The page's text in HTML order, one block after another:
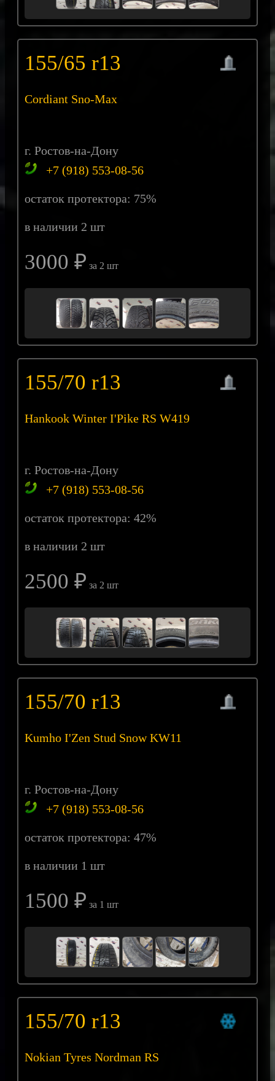
155/65 r13
Cordiant Sno-Max
г. Ростов-на-Дону
+7 (918) 553-08-56
остаток протектора: 75%
в наличии 2 шт
3000 ₽ за 2 шт
155/70 r13
Hankook Winter I'Pike RS W419
г. Ростов-на-Дону
+7 (918) 553-08-56
остаток протектора: 42%
в наличии 2 шт
2500 ₽ за 2 шт
155/70 r13
Kumho I'Zen Stud Snow KW11
г. Ростов-на-Дону
+7 (918) 553-08-56
остаток протектора: 47%
в наличии 1 шт
1500 ₽ за 1 шт
155/70 r13
Nokian Tyres Nordman RS